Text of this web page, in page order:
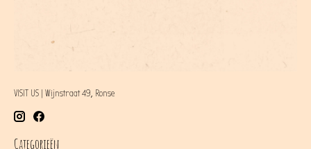
VISIT US | Wijnstraat 49, Ronse
Categorieën